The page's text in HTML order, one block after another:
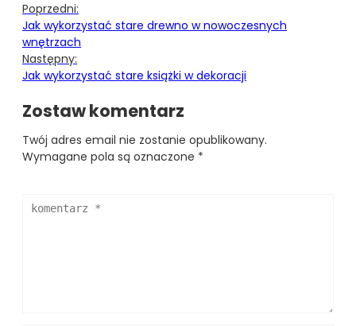
Poprzedni:
Jak wykorzystać stare drewno w nowoczesnych
wnętrzach
Następny:
Jak wykorzystać stare książki w dekoracji
Zostaw komentarz
Twój adres email nie zostanie opublikowany.
Wymagane pola są oznaczone *